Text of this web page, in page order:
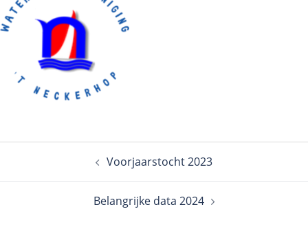
Voorjaarstocht 2023
Belangrijke data 2024